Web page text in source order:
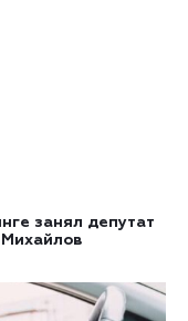
занял депутат
Михайлов